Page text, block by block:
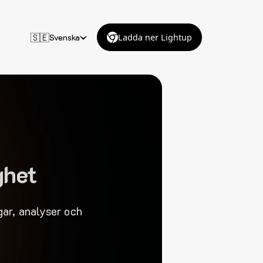
🇸🇪Svenska Ladda ner Lightup
analyser och